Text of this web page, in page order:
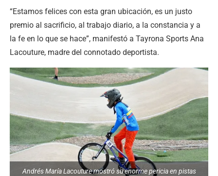
“Estamos felices con esta gran ubicación, es un justo
premio al sacrificio, al trabajo diario, a la constancia y a
la fe en lo que se hace”, manifestó a Tayrona Sports Ana
Lacouture, madre del connotado deportista.
Andrés María Lacouture mostró su enorme pericia en pistas